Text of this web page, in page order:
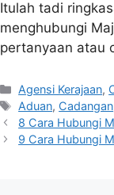
Itulah tadi
menghubungi
pertanyaan atau
Categories
Agensi Kerajaan,
Tags
Aduan, Cadangan
8 Cara Hubungi
9 Cara Hubungi